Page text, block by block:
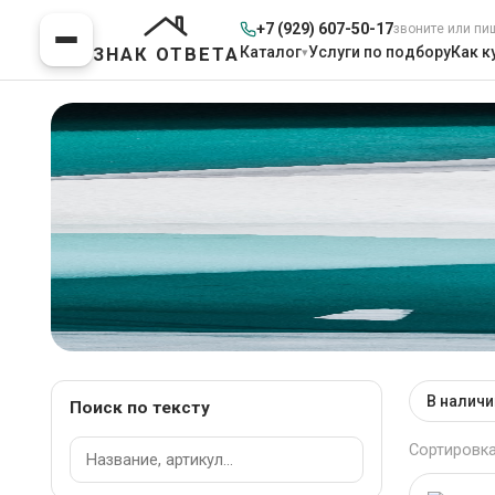
ЗНАК ОТВЕТА
+7 (929) 607-50-17звоните или
Каталог Услуги по подборуКак
Мебель для
Каталог товаров
Поиск по тексту В